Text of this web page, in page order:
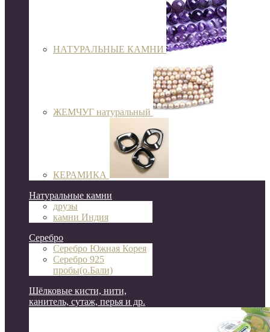
НАТУРАЛЬНЫЕ КАМНИ
ЖЕМЧУГ натуральный
КЕРАМИКА
Натуральные камни
друзы
камни Индия
Серебро
Серебро Южная Корея
Серебро 925
пробы(о.Бали)
Шёлковые кисти, нити,
канитель, сутаж, перья и др.